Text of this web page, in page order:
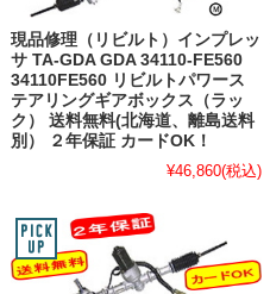
現品修理（リビルト）インプレッ
サ TA-GDA GDA 34110-FE560
34110FE560 リビルトパワース
テアリングギアボックス（ラッ
ク） 送料無料(北海道、離島送料
別） ２年保証 カードOK！
¥46,860(税込)